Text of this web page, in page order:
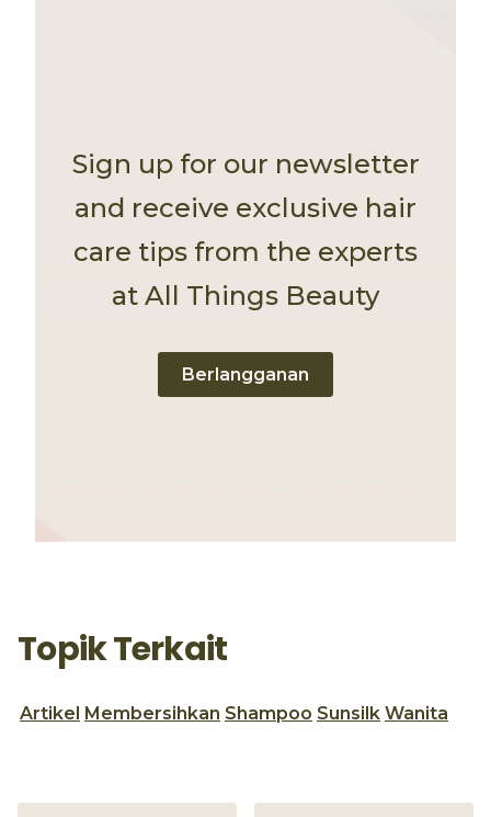
Sign up for our newsletter
and receive exclusive hair
care tips from the experts
at All Things Beauty
Berlangganan
Topik Terkait
Artikel Membersihkan Shampoo Sunsilk Wanita